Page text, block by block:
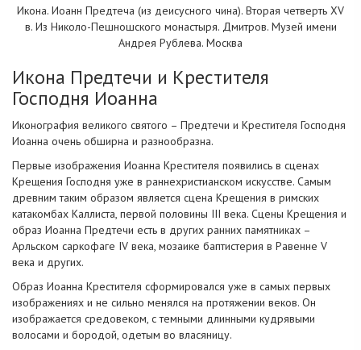
Икона. Иоанн Предтеча (из деисусного чина). Вторая четверть XV
в. Из Николо-Пешношского монастыря. Дмитров. Музей имени
Андрея Рублева. Москва
Икона Предтечи и Крестителя
Господня Иоанна
Иконография великого святого – Предтечи и Крестителя Господня
Иоанна очень обширна и разнообразна.
Первые изображения Иоанна Крестителя появились в сценах
Крещения Господня уже в раннехристианском искусстве. Самым
древним таким образом является сцена Крещения в римских
катакомбах Каллиста, первой половины III века. Сцены Крещения и
образ Иоанна Предтечи есть в других ранних памятниках –
Арльском саркофаге IV века, мозаике баптистерия в Равенне V
века и других.
Образ Иоанна Крестителя сформировался уже в самых первых
изображениях и не сильно менялся на протяжении веков. Он
изображается средовеком, с темными длинными кудрявыми
волосами и бородой, одетым во власяницу.